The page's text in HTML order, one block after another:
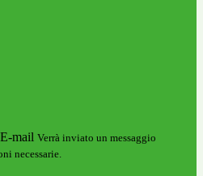
E-mail Verrà inviato un messaggio
necessarie.